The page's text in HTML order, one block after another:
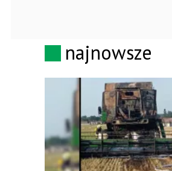
najnowsze